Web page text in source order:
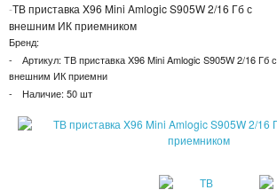
ПАТЧИ
КОСМЕТИЧЕКСКИЕ МАСКИ
КОРЕЙСКАЯ КОСМЕТИКА
МАСКИ ОТ ЧЕРНЫХ ТОЧЕК
ТВ приставка X96 Mini Amlogic S905W 2/16 Гб с
внешним ИК приемником
Бренд:
Артикул: ТВ приставка X96 Mini Amlogic S905W 2/16 Гб с
внешним ИК приемни
Наличие: 50 шт